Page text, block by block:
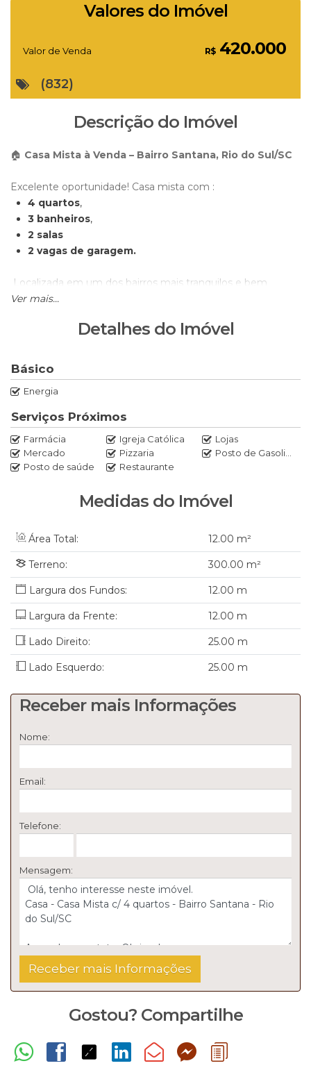
Valores do Imóvel
R$420.000
Valor de Venda
(832)
Descrição do Imóvel
🏠 Casa Mista à Venda – Bairro Santana, Rio do Sul/SC
Excelente oportunidade! Casa mista com :
4 quartos,
3 banheiros,
2 salas
2 vagas de garagem.
Localizada em um dos bairros mais tranquilos e bem
localizados de Rio do Sul.
O imóvel conta com:
✨ Varanda e sacada
✨ Área de serviço
✨ Estrutura sólida
✨ Terreno com300,00m²
Perfeita para quem busca conforto, espaço e uma
localização prática, próxima a comércios e serviços
essenciais.
Valor R$ 420.000,00
Entre em contato e agende uma visita!
📞 (47) 3300-1861
JAIR Imobiliária Ltda - CRECI/SC 6395J
www.jairimobiliaria.com.br
Ver mais...
Detalhes do Imóvel
Básico
Energia
Serviços Próximos
Farmácia Igreja Católica
Lojas
Mercado
Pizzaria
Posto de Gasolina
Posto de saúde
Restaurante
Medidas do Imóvel
Área Total: 12.00 m²
Terreno: 300.00 m²
12.00 m
Largura da Frente: 12.00 m
Lado Direito: 25.00 m
Lado Esquerdo: 25.00 m
Receber mais Informações
Nome:
Email:
Telefone:
Mensagem:
Gostou? Compartilhe